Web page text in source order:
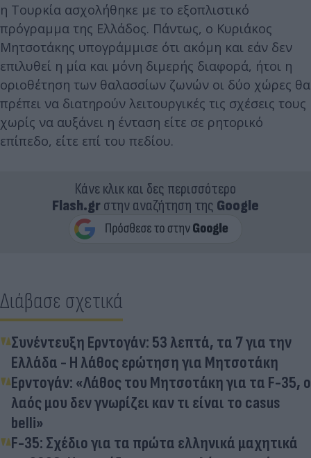
η Τουρκία ασχολήθηκε με το εξοπλιστικό
πρόγραμμα της Ελλάδος. Πάντως, ο Κυριάκος
Μητσοτάκης υπογράμμισε ότι ακόμη και εάν δεν
επιλυθεί η μία και μόνη διμερής διαφορά, ήτοι η
οριοθέτηση των θαλασσίων ζωνών οι δύο χώρες θα
πρέπει να διατηρούν λειτουργικές τις σχέσεις τους
χωρίς να αυξάνει η ένταση είτε σε ρητορικό
επίπεδο, είτε επί του πεδίου.
Κάνε κλικ και δες περισσότερο
Flash.grστην αναζήτηση της Google
Διάβασε σχετικά
Συνέντευξη Ερντογάν: 53 λεπτά, τα 7 για την
Ελλάδα - Η λάθος ερώτηση για Μητσοτάκη
Ερντογάν: «Λάθος του Μητσοτάκη για τα F-35, o
λαός μου δεν γνωρίζει καν τι είναι το casus
belli»
F-35: Σχέδιο για τα πρώτα ελληνικά μαχητικά